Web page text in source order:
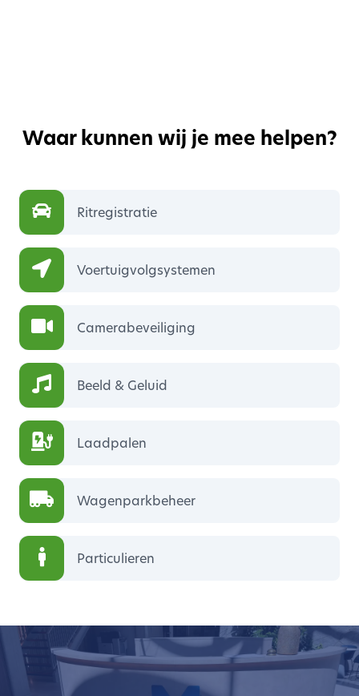
Waar kunnen wij je mee helpen?
Ritregistratie
Voertuigvolgsystemen
Camerabeveiliging
Beeld & Geluid
Laadpalen
Wagenparkbeheer
Particulieren